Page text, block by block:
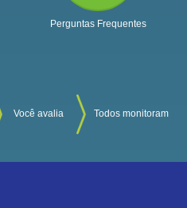
Perguntas Frequentes
Você avalia Todos monitoram